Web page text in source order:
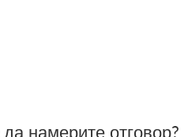
намерите отговор?